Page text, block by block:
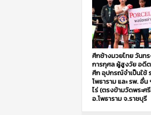
ศึกช้างมวยไทย วันท
การกุศล ผู้สูงวัย อดี
ศึก อุปกรณ์จำเป็นใช้
โพธาราม และ รพ. อื่
ไร่ (ตรงข้ามวัดพระศ
อ.โพธาราม จ.ราชบุรี